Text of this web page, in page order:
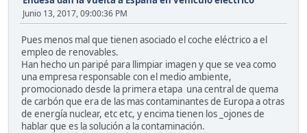
Junio 13, 2017, 09:00:36 PM
Pues menos mal que tienen asociado el coche eléctrico a el
empleo de renovables.
Han hecho un paripé para llimpiar imagen y que se vea como
una empresa responsable con el medio ambiente,
promocionado desde la primera etapa una central de quema
de carbón que era de las mas contaminantes de Europa a otras
de energía nuclear, etc etc, y encima tienen los _ojones de
hablar que es la solución a la contaminación.